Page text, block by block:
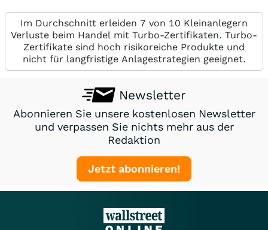
Im Durchschnitt erleiden 7 von 10 Kleinanlegern
Verluste beim Handel mit Turbo-Zertifikaten. Turbo-
Zertifikate sind hoch risikoreiche Produkte und
nicht für langfristige Anlagestrategien geeignet.
Newsletter
Abonnieren Sie unsere kostenlosen Newsletter
und verpassen Sie nichts mehr aus der
Redaktion
Jetzt abonnieren!